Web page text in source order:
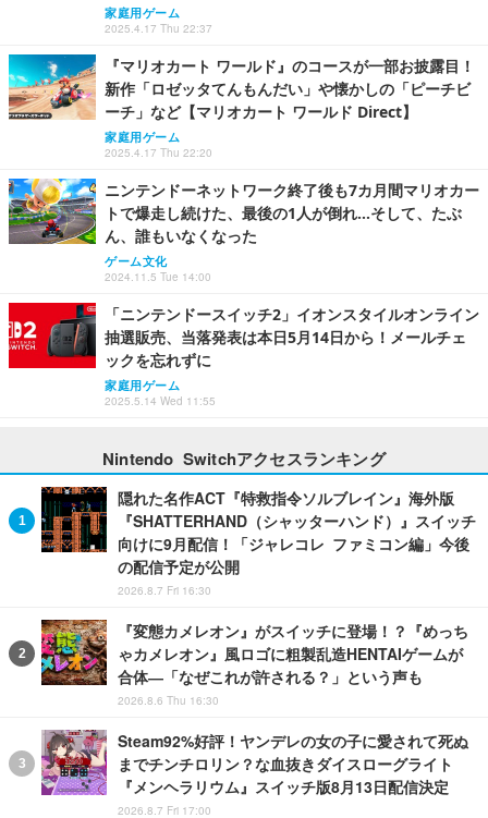
家庭用ゲーム
2025.4.17 Thu 22:37
『マリオカート ワールド』のコースが一部お披露目！
新作「ロゼッタてんもんだい」や懐かしの「ピーチビ
ーチ」など【マリオカート ワールド Direct】
家庭用ゲーム
2025.4.17 Thu 22:20
ニンテンドーネットワーク終了後も7カ月間マリオカー
トで爆走し続けた、最後の1人が倒れ…そして、たぶ
ん、誰もいなくなった
ゲーム文化
2024.11.5 Tue 14:00
「ニンテンドースイッチ2」イオンスタイルオンライン
抽選販売、当落発表は本日5月14日から！メールチェ
ックを忘れずに
家庭用ゲーム
2025.5.14 Wed 11:55
Nintendo Switchアクセスランキング
隠れた名作ACT『特救指令ソルブレイン』海外版
『SHATTERHAND（シャッターハンド）』スイッチ
向けに9月配信！「ジャレコレ ファミコン編」今後
の配信予定が公開
2026.8.7 Fri 16:30
『変態カメレオン』がスイッチに登場！？『めっち
ゃカメレオン』風ロゴに粗製乱造HENTAIゲームが
合体―「なぜこれが許される？」という声も
2026.8.6 Thu 16:30
Steam92%好評！ヤンデレの女の子に愛されて死ぬ
までチンチロリン？な血抜きダイスローグライト
『メンヘラリウム』スイッチ版8月13日配信決定
2026.8.7 Fri 17:00